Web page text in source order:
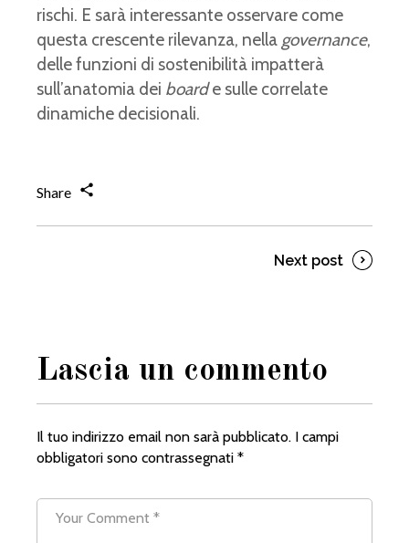
rischi. E sarà interessante osservare come
questa crescente rilevanza, nella governance,
delle funzioni di sostenibilità impatterà
sull’anatomia dei boarde sulle correlate
dinamiche decisionali.
Share
Next post
Lascia un commento
Il tuo indirizzo email non sarà pubblicato. I campi
obbligatori sono contrassegnati*